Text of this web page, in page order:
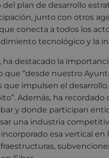
plan de desarrollo
junto con otros
conecta a todos los
tecnológico y la
ha destacado la
que “desde nuestro
que impulsen el
Además, ha
y donde participan
una industria
esa vertical en